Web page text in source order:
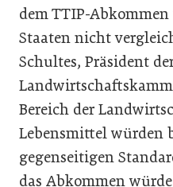
dem TTIP-
Staaten nicht
Schultes, Präsident
Bereich der
Lebensmittel würden
gegenseitigen
das Abkommen